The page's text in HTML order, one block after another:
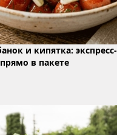
и кипятка: экспресс-
в пакете